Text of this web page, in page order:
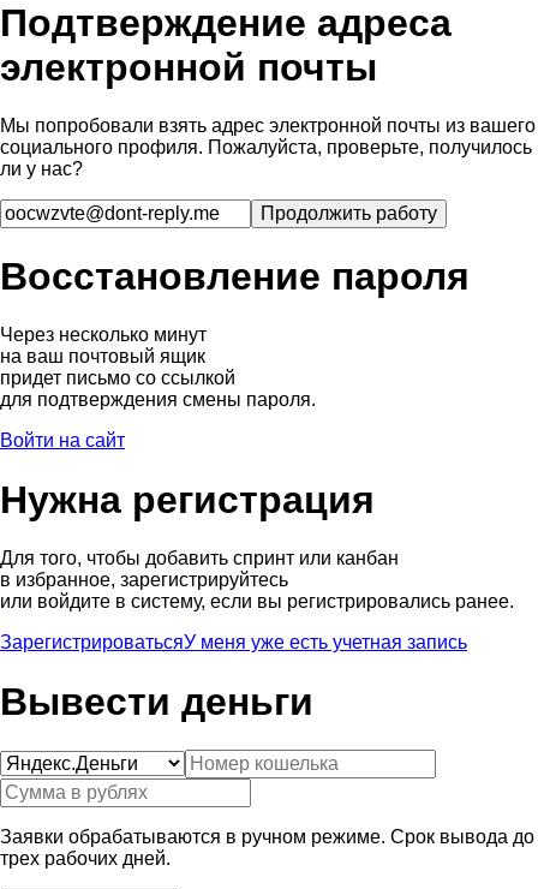
Подтверждение адреса
электронной почты
Мы попробовали взять адрес электронной почты из вашего
социального профиля. Пожалуйста, проверьте, получилось
ли у нас?
Восстановление пароля
Через несколько минут
на ваш почтовый ящик
придет письмо со ссылкой
для подтверждения смены пароля.
Войти на сайт
Нужна регистрация
Для того, чтобы добавить спринт или канбан
в избранное, зарегистрируйтесь
или войдите в систему, если вы регистрировались ранее.
ЗарегистрироватьсяУ меня уже есть учетная запись
Вывести деньги
Заявки обрабатываются в ручном режиме. Срок вывода до
трех рабочих дней.